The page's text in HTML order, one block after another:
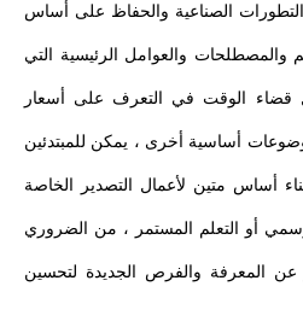
الصناعية والحفاظ على أساس
والعوامل الرئيسية التي
قضاء الوقت في التعرف على أسعار
أساسية أخرى ، يمكن للمبتدئين
أساس متين لأعمال التصدير الخاصة
أو التعلم المستمر ، من الضروري
عن المعرفة والفرص الجديدة لتحسين